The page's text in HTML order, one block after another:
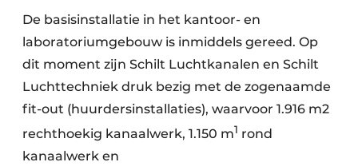
De basisinstallatie in het kantoor- en
laboratoriumgebouw is inmiddels gereed. Op
dit moment zijn Schilt Luchtkanalen en Schilt
Luchttechniek druk bezig met de zogenaamde
fit-out (huurdersinstallaties), waarvoor 1.916 m2
rechthoekig kanaalwerk, 1.150 m1 rond
kanaalwerk en